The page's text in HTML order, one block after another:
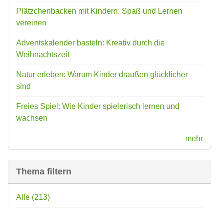
Plätzchenbacken mit Kindern: Spaß und Lernen
vereinen
Adventskalender basteln: Kreativ durch die
Weihnachtszeit
Natur erleben: Warum Kinder draußen glücklicher
sind
Freies Spiel: Wie Kinder spielerisch lernen und
wachsen
mehr
Thema filtern
Alle (213)